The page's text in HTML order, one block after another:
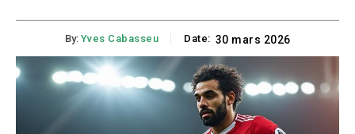
By: Yves Cabasseu Date: 30 mars 2026